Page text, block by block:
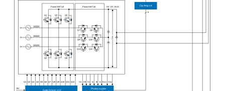
Vb
Va la
Vc lc
lb VDCH VDCL
Q1 Q2 Q3 Q4 Q5 Q6 Q7 Q8 Q12
Q11
Q10
Q9
DC
HV DC BUS Op Amp x4
8
Photocoupler
Gate Driver x12
15V
Power IGBT x6
Q1 Q3 Q5
Q2 Q6
Q4
Power IGBT x6
Q7 Q8
Q9 Q10
Q11 Q12